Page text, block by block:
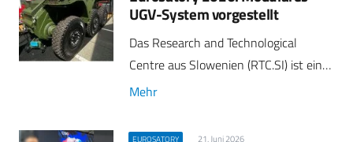
UGV-System vorgestellt
Das Research and Technological
Centre aus Slowenien (RTC.SI) ist ein…
Mehr
EUROSATORY 21. Juni 2026